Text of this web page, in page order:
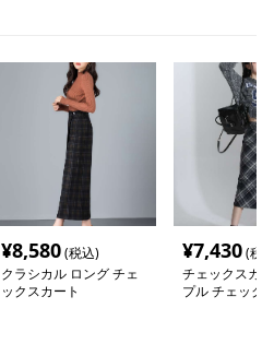
¥8,580(税込)
クラシカル ロング チェ
ックスカート
¥7,430(税
チェックスカ
プル チェック